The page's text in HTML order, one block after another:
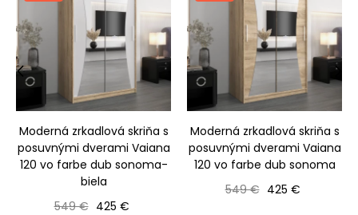
Moderná zrkadlová skriňa s
posuvnými dverami Vaiana
120 vo farbe dub sonoma-
biela
Bežná cena
549 € Cena
425 €
Moderná zrkadlová skriňa s
posuvnými dverami Vaiana
120 vo farbe dub sonoma
Bežná cena
549 € Cena
425 €